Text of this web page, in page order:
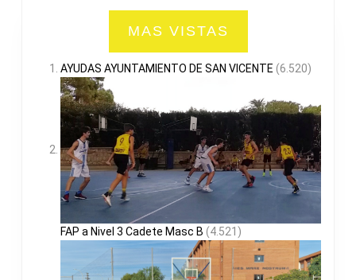
MAS VISTAS
AYUDAS AYUNTAMIENTO DE SAN VICENTE (6.520)
FAP a Nivel 3 Cadete Masc B (4.521)